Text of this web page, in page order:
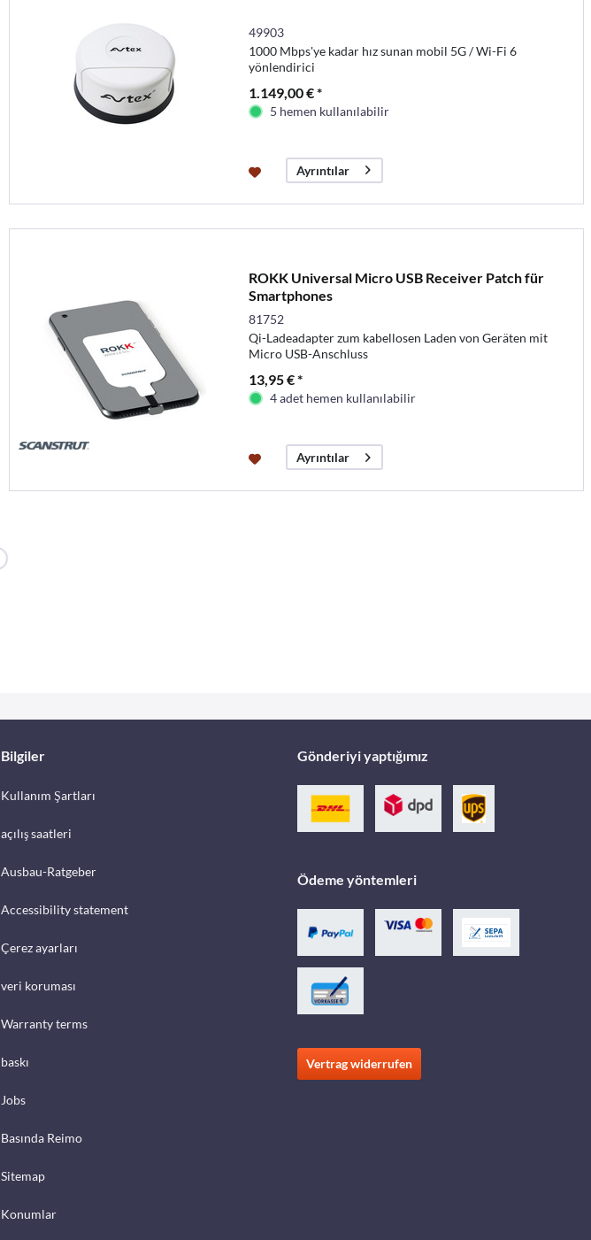
49903
1000 Mbps'ye kadar hız sunan mobil 5G / Wi-Fi 6
yönlendirici
1.149,00 € *
5 hemen kullanılabilir
Ayrıntılar
ROKK Universal Micro USB Receiver Patch für
Smartphones
81752
Qi-Ladeadapter zum kabellosen Laden von Geräten mit
Micro USB-Anschluss
13,95 € *
4 adet hemen kullanılabilir
Ayrıntılar
Bilgiler
Kullanım Şartları
açılış saatleri
Ausbau-Ratgeber
Accessibility statement
Çerez ayarları
veri koruması
Warranty terms
baskı
Jobs
Basında Reimo
Sitemap
Konumlar
Gönderiyi yaptığımız
Ödeme yöntemleri
Vertrag widerrufen